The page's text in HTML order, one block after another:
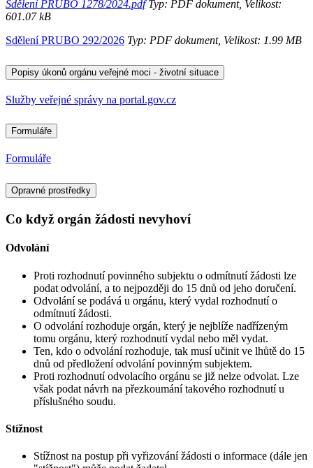
Sdělení PRUBO 1278/2024.pdfTyp: PDF dokument, Velikost:
601.07 kB
Sdělení PRUBO 292/2026 Typ: PDF dokument, Velikost: 1.99 MB
Popisy úkonů orgánu veřejné moci - životní situace
Služby veřejné správy na portal.gov.cz
Formuláře
Formuláře
Opravné prostředky
Co když orgán žádosti nevyhoví
Odvolání
Proti rozhodnutí povinného subjektu o odmítnutí žádosti lze
podat odvolání, a to nejpozději do 15 dnů od jeho doručení.
Odvolání se podává u orgánu, který vydal rozhodnutí o
odmítnutí žádosti.
O odvolání rozhoduje orgán, který je nejblíže nadřízeným
tomu orgánu, který rozhodnutí vydal nebo měl vydat.
Ten, kdo o odvolání rozhoduje, tak musí učinit ve lhůtě do 15
dnů od předložení odvolání povinným subjektem.
Proti rozhodnutí odvolacího orgánu se již nelze odvolat. Lze
však podat návrh na přezkoumání takového rozhodnutí u
příslušného soudu.
Stížnost
Stížnost na postup při vyřizování žádosti o informace (dále jen